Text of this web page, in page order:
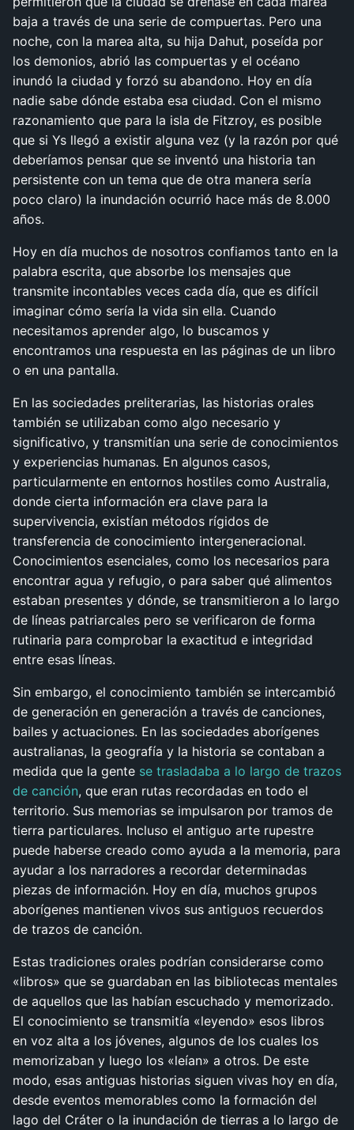
baja a través de una serie de compuertas. Pero una
noche, con la marea alta, su hija Dahut, poseída por
los demonios, abrió las compuertas y el océano
inundó la ciudad y forzó su abandono. Hoy en día
nadie sabe dónde estaba esa ciudad. Con el mismo
razonamiento que para la isla de Fitzroy, es posible
que si Ys llegó a existir alguna vez (y la razón por qué
deberíamos pensar que se inventó una historia tan
persistente con un tema que de otra manera sería
poco claro) la inundación ocurrió hace más de 8.000
años.
Hoy en día muchos de nosotros confiamos tanto en la
palabra escrita, que absorbe los mensajes que
transmite incontables veces cada día, que es difícil
imaginar cómo sería la vida sin ella. Cuando
necesitamos aprender algo, lo buscamos y
encontramos una respuesta en las páginas de un libro
o en una pantalla.
En las sociedades preliterarias, las historias orales
también se utilizaban como algo necesario y
significativo, y transmitían una serie de conocimientos
y experiencias humanas. En algunos casos,
particularmente en entornos hostiles como Australia,
donde cierta información era clave para la
supervivencia, existían métodos rígidos de
transferencia de conocimiento intergeneracional.
Conocimientos esenciales, como los necesarios para
encontrar agua y refugio, o para saber qué alimentos
estaban presentes y dónde, se transmitieron a lo largo
de líneas patriarcales pero se verificaron de forma
rutinaria para comprobar la exactitud e integridad
entre esas líneas.
Sin embargo, el conocimiento también se intercambió
de generación en generación a través de canciones,
bailes y actuaciones. En las sociedades aborígenes
australianas, la geografía y la historia se contaban a
medida que la gente se trasladaba a lo largo de trazos
de canción, que eran rutas recordadas en todo el
territorio. Sus memorias se impulsaron por tramos de
tierra particulares. Incluso el antiguo arte rupestre
puede haberse creado como ayuda a la memoria, para
ayudar a los narradores a recordar determinadas
piezas de información. Hoy en día, muchos grupos
aborígenes mantienen vivos sus antiguos recuerdos
de trazos de canción.
Estas tradiciones orales podrían considerarse como
«libros» que se guardaban en las bibliotecas mentales
de aquellos que las habían escuchado y memorizado.
El conocimiento se transmitía «leyendo» esos libros
en voz alta a los jóvenes, algunos de los cuales los
memorizaban y luego los «leían» a otros. De este
modo, esas antiguas historias siguen vivas hoy en día,
desde eventos memorables como la formación del
lago del Cráter o la inundación de tierras a lo largo de